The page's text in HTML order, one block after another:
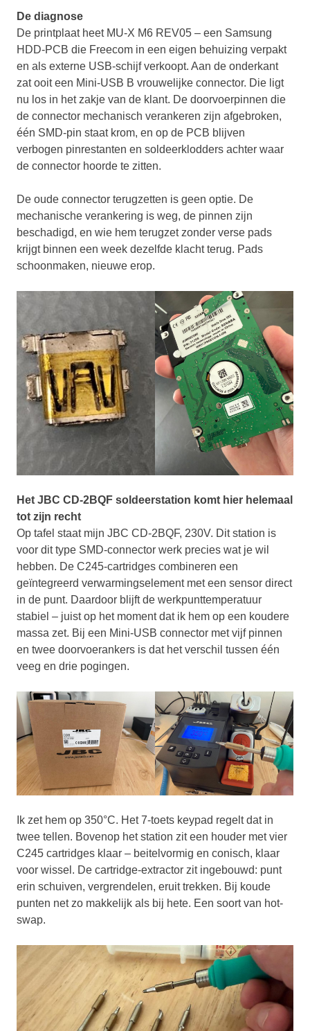
De diagnose
De printplaat heet MU-X M6 REV05 – een Samsung
HDD-PCB die Freecom in een eigen behuizing verpakt
en als externe USB-schijf verkoopt. Aan de onderkant
zat ooit een Mini-USB B vrouwelijke connector. Die ligt
nu los in het zakje van de klant. De doorvoerpinnen die
de connector mechanisch verankeren zijn afgebroken,
één SMD-pin staat krom, en op de PCB blijven
verbogen pinrestanten en soldeerklodders achter waar
de connector hoorde te zitten.
De oude connector terugzetten is geen optie. De
mechanische verankering is weg, de pinnen zijn
beschadigd, en wie hem terugzet zonder verse pads
krijgt binnen een week dezelfde klacht terug. Pads
schoonmaken, nieuwe erop.
Het JBC CD-2BQF soldeerstation komt hier helemaal
tot zijn recht
Op tafel staat mijn JBC CD-2BQF, 230V. Dit station is
voor dit type SMD-connector werk precies wat je wil
hebben. De C245-cartridges combineren een
geïntegreerd verwarmingselement met een sensor direct
in de punt. Daardoor blijft de werkpunttemperatuur
stabiel – juist op het moment dat ik hem op een koudere
massa zet. Bij een Mini-USB connector met vijf pinnen
en twee doorvoerankers is dat het verschil tussen één
veeg en drie pogingen.
Ik zet hem op 350°C. Het 7-toets keypad regelt dat in
twee tellen. Bovenop het station zit een houder met vier
C245 cartridges klaar – beitelvormig en conisch, klaar
voor wissel. De cartridge-extractor zit ingebouwd: punt
erin schuiven, vergrendelen, eruit trekken. Bij koude
punten net zo makkelijk als bij hete. Een soort van hot-
swap.